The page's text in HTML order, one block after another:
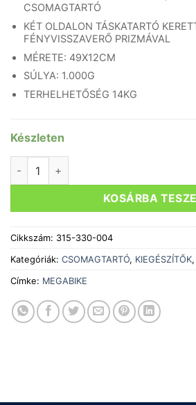
12
500 Ft.
500
CSOMAGTARTÓ
KÉT OLDALON TÁSKATARTÓ
FÉNYVISSZAVERŐ PRIZMÁVAL
MÉRETE: 49X12CM
SÚLYA: 1.000G
TERHELHETŐSÉG 14KG
Készleten
KOSÁRBA
Cikkszám: 315-330-004
Kategóriák: CSOMAGTARTÓ, KIEGÉSZÍTŐK,
Címke: MEGABIKE